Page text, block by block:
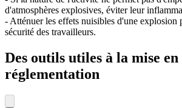
d'atmosphères explosives, éviter leur
- Atténuer les effets nuisibles d'une explosion
sécurité des travailleurs.
Des outils utiles à la mise
réglementation